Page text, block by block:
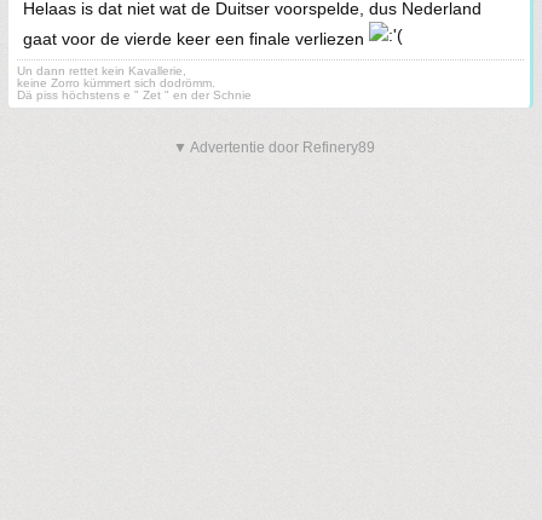
Helaas is dat niet wat de Duitser voorspelde, dus Nederland
gaat voor de vierde keer een finale verliezen
Un dann rettet kein Kavallerie,
keine Zorro kümmert sich dodrömm.
Dä piss höchstens e " Zet " en der Schnie
▼ Advertentie door Refinery89